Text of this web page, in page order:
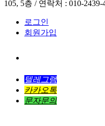
105, 5층 / 연락처 : 010-2439-
로그인
회원가입
텔레그램
카카오톡
문자문의